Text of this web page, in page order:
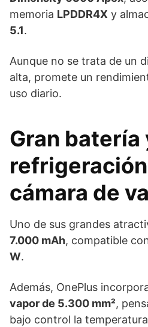
memoria LPDDR4X y
5.1.
Aunque no se trata de un
alta, promete un
uso diario.
Gran batería
cámara de
Uno de sus grandes
7.000 mAh, compatible
W.
Además, OnePlus
vapor de 5.300 mm²,
bajo control la